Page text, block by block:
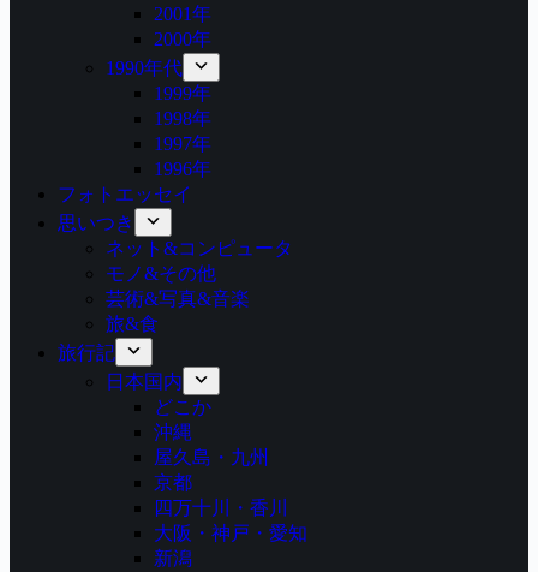
2001年
2000年
1990年代
1999年
1998年
1997年
1996年
フォトエッセイ
思いつき
ネット&コンピュータ
モノ&その他
芸術&写真&音楽
旅&食
旅行記
日本国内
どこか
沖縄
屋久島・九州
京都
四万十川・香川
大阪・神戸・愛知
新潟